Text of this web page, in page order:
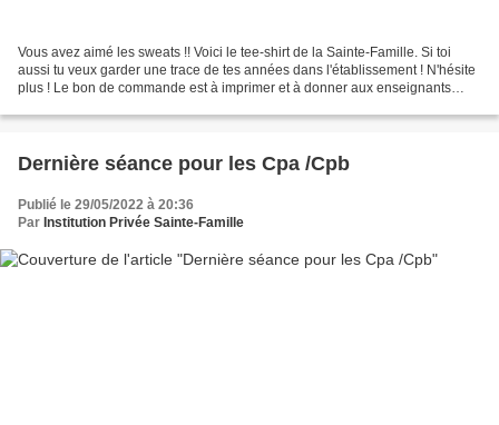
Vous avez aimé les sweats !! Voici le tee-shirt de la Sainte-Famille. Si toi
aussi tu veux garder une trace de tes années dans l'établissement ! N'hésite
plus ! Le bon de commande est à imprimer et à donner aux enseignants
Dernière séance pour les Cpa /Cpb
Publié le 29/05/2022 à 20:36
Par Institution Privée Sainte-Famille